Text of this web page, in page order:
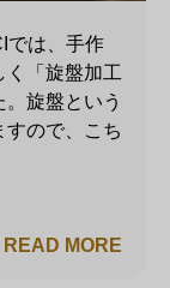
では、手作
く「旋盤加工
。旋盤という
ので、こち
READ MORE